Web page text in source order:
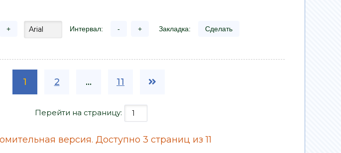
+ Интервал: - + Закладка: Сделать
1 2 ... 11
Перейти на страницу:
версия. Доступно 3 страниц из 11